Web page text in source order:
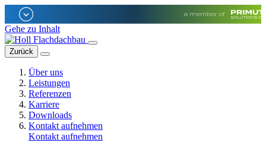
Gehe zu Inhalt
Zurück
Über uns
Leistungen
Referenzen
Karriere
Downloads
Kontakt aufnehmen
Kontakt aufnehmen